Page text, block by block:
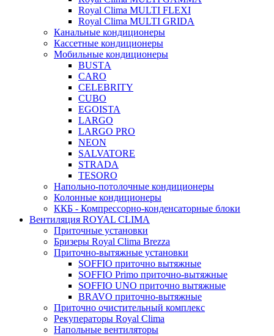
Royal Clima MULTI FLEXI
Royal Clima MULTI GRIDA
Канальные кондиционеры
Кассетные кондиционеры
Мобильные кондиционеры
BUSTА
CARO
CELEBRITY
CUBO
EGOISTA
LARGO
LARGO PRO
NEON
SALVATORE
STRADA
TESORO
Напольно-потолочные кондиционеры
Колонные кондиционеры
ККБ - Компрессорно-конденсаторные блоки
Вентиляция ROYAL CLIMA
Приточные установки
Бризеры Royal Clima Brezza
Приточно-вытяжные установки
SOFFIO приточно вытяжные
SOFFIO Primo приточно-вытяжные
SOFFIO UNO приточно вытяжные
BRAVO приточно-вытяжные
Приточно очистительный комплекс
Рекуператоры Royal Clima
Напольные вентиляторы